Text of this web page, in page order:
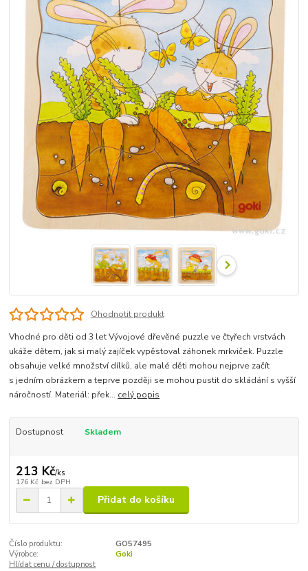
Ohodnotit produkt
Vhodné pro děti od 3 let Vývojové dřevěné puzzle ve čtyřech vrstvách
ukáže dětem, jak si malý zajíček vypěstoval záhonek mrkviček. Puzzle
obsahuje velké množství dílků, ale malé děti mohou nejprve začít
s jedním obrázkem a teprve později se mohou pustit do skládání s vyšší
náročností. Materiál: přek... celý popis
Dostupnost Skladem
213 Kč/ks
176 Kč bez DPH
Přidat do košíku
Číslo produktu:
GO57495
Výrobce:
Goki
Hlídat cenu / dostupnost